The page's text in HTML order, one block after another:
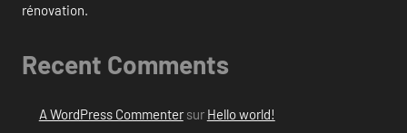
rénovation.
Recent Comments
A WordPress Commentersur Hello world!